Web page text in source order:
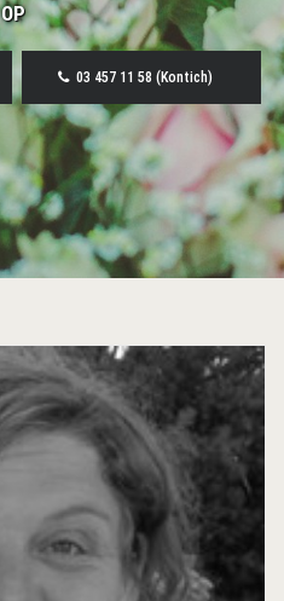
OP
03 457 11 58 (Kontich)